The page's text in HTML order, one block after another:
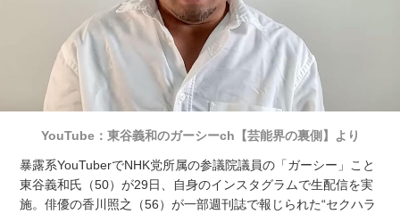
YouTube：東谷義和のガーシーch【芸能界の裏側】より
暴露系YouTuberでNHK党所属の参議院議員の「ガーシー」こと
東谷義和氏（50）が29日、自身のインスタグラムで生配信を実
施。俳優の香川照之（56）が一部週刊誌で報じられた“セクハラ